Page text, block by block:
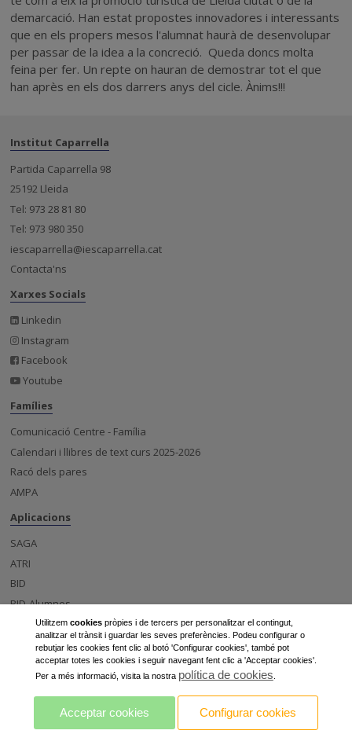
demarcació. Han estat propostes innovadores i interessants
que en els propers mesos l'alumnat haurà de desenvolupar
per passar de la idea a la concreció. Queda doncs molta
feina per fer. Un repte on hauran de demostrar tot el que
han après en els dos darrers anys del cicle. Ànims!!!
Institut Caparrella
Partida Caparrella 98
25192 Lleida
Tel: 973 28 81 80
Tel: 973 980 350
iescaparrella@iescaparrella.cat
Contacta'ns
Xarxes Socials
Linkedin
Instagram
Facebook
Youtube
Famílies
Comunicació Centre - Família
Calendari i llibres de text curs 2025-2026
Racó dels pares
AMPA
Aplicacions
SAGA
ATRI
BID
BID-Alumnes
Esfera
Centre
Notícies
Projectes d'innovació a l'institut Caparrella
Utilitzem cookiespròpies i de tercers per personalitzar el contingut,
analitzar el trànsit i guardar les seves preferències. Podeu configurar o
rebutjar les cookies fent clic al botó 'Configurar cookies', també pot
acceptar totes les cookies i seguir navegant fent clic a 'Acceptar cookies'.
Per a més informació, visita la nostra política de cookies
Acceptar cookies Configurar cookies